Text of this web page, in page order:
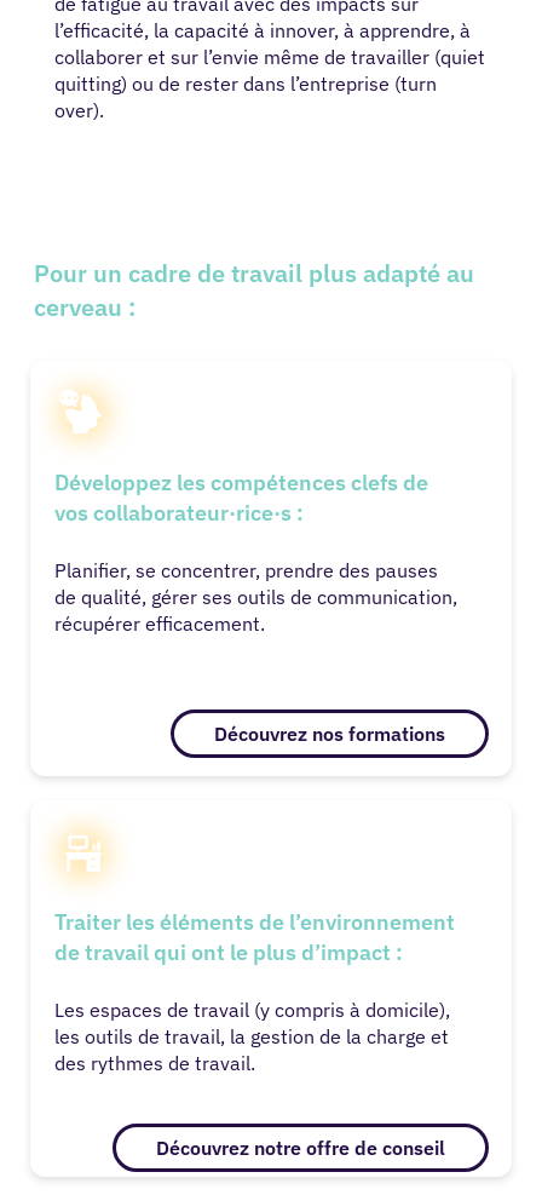
l’efficacité, la capacité à innover, à apprendre, à
collaborer et sur l’envie même de travailler (quiet
quitting) ou de rester dans l’entreprise (turn
over).
Pour un cadre de travail plus adapté au
cerveau :
Développez les compétences clefs de
vos collaborateur·rice·s :
Planifier, se concentrer, prendre des pauses
de qualité, gérer ses outils de communication,
récupérer efficacement.
Découvrez nos formations
Traiter leséléments de l’environnement
de travail qui ont le plus d’impact :
Les espaces de travail (y compris à domicile),
les outils de travail, la gestion de la charge et
des rythmes de travail.
Découvrez notre offre de conseil